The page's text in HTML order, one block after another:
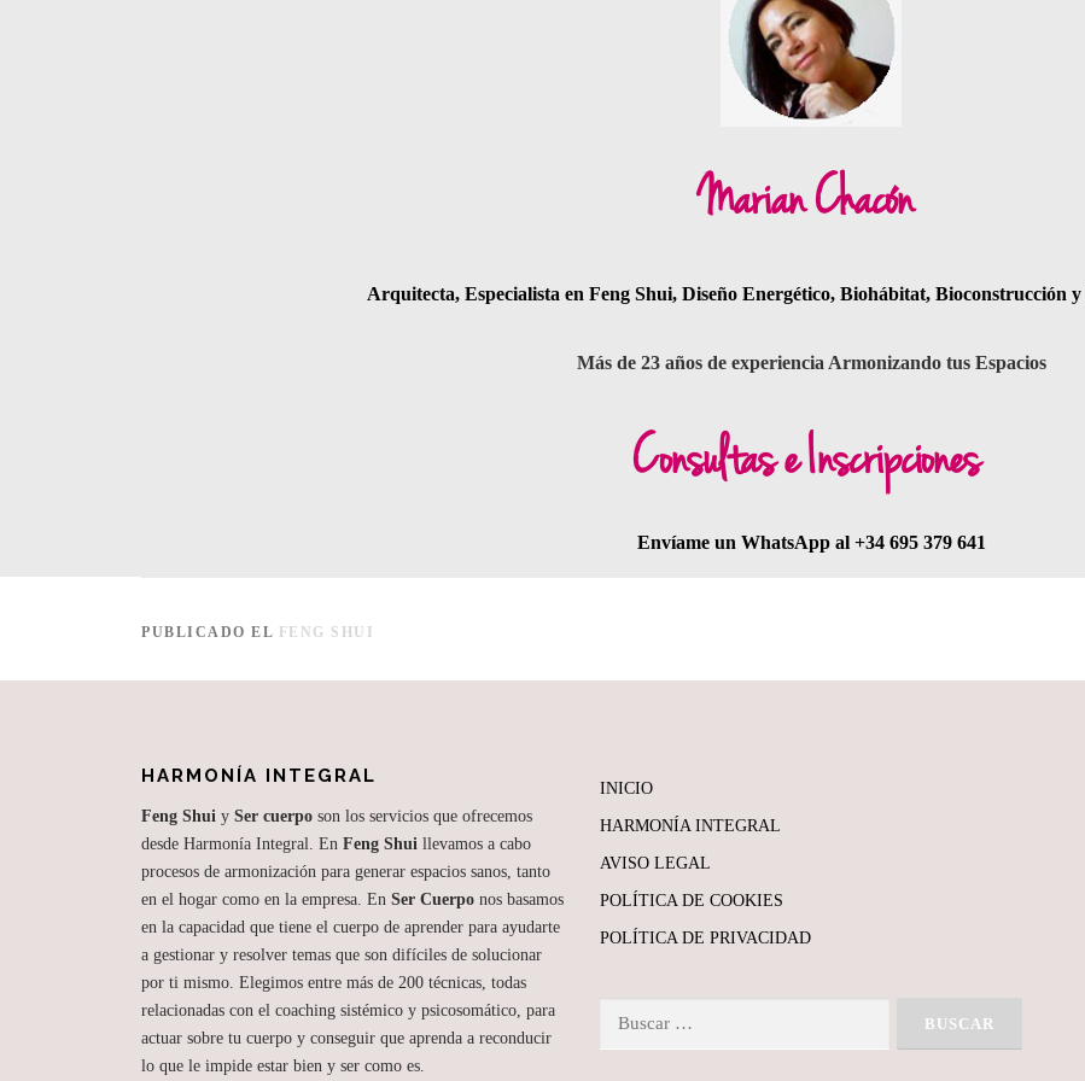
Marian Chacón
Arquitecta, Especialista en Feng Shui, Diseño Energético, Biohábitat, Bioconstrucción
Más de 23 años de experiencia Armonizando tus Espacios
Consultas e Inscripciones
Envíame un WhatsApp al +34 695 379 641
PUBLICADO EL FENG SHUI
HARMONÍA INTEGRAL
Feng Shui y Ser cuerpo son los servicios que ofrecemos
desde Harmonía Integral. En Feng Shui llevamos a cabo
procesos de armonización para generar espacios sanos, tanto
en el hogar como en la empresa. En Ser Cuerpo nos basamos
en la capacidad que tiene el cuerpo de aprender para ayudarte
a gestionar y resolver temas que son difíciles de solucionar
por ti mismo. Elegimos entre más de 200 técnicas, todas
relacionadas con el coaching sistémico y psicosomático, para
actuar sobre tu cuerpo y conseguir que aprenda a reconducir
lo que le impide estar bien y ser como es.
INICIO
HARMONÍA INTEGRAL
AVISO LEGAL
POLÍTICA DE COOKIES
POLÍTICA DE PRIVACIDAD